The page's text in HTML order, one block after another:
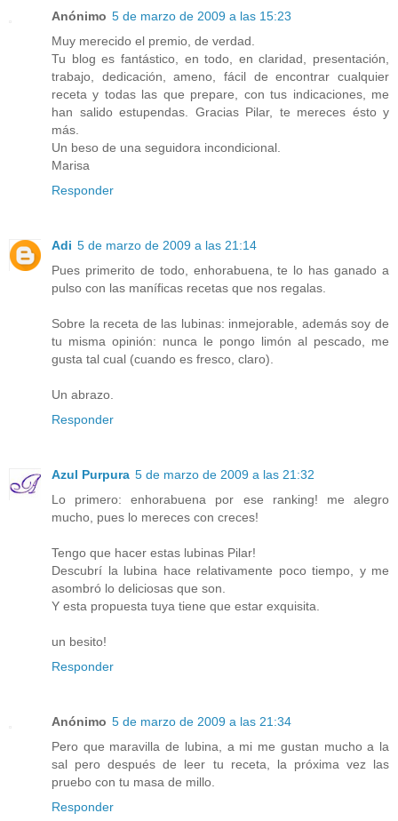
Anónimo 5 de marzo de 2009 a las 15:23
Muy merecido el premio, de verdad.
Tu blog es fantástico, en todo, en claridad, presentación,
trabajo, dedicación, ameno, fácil de encontrar cualquier
receta y todas las que prepare, con tus indicaciones, me
han salido estupendas. Gracias Pilar, te mereces ésto y
más.
Un beso de una seguidora incondicional.
Marisa
Responder
Adi 5 de marzo de 2009 a las 21:14
Pues primerito de todo, enhorabuena, te lo has ganado a
pulso con las maníficas recetas que nos regalas.
Sobre la receta de las lubinas: inmejorable, además soy de
tu misma opinión: nunca le pongo limón al pescado, me
gusta tal cual (cuando es fresco, claro).
Un abrazo.
Responder
Azul Purpura 5 de marzo de 2009 a las 21:32
Lo primero: enhorabuena por ese ranking! me alegro
mucho, pues lo mereces con creces!
Tengo que hacer estas lubinas Pilar!
Descubrí la lubina hace relativamente poco tiempo, y me
asombró lo deliciosas que son.
Y esta propuesta tuya tiene que estar exquisita.
un besito!
Responder
Anónimo 5 de marzo de 2009 a las 21:34
Pero que maravilla de lubina, a mi me gustan mucho a la
sal pero después de leer tu receta, la próxima vez las
pruebo con tu masa de millo.
Responder